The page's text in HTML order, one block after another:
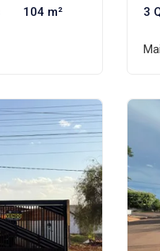
104 m² 3